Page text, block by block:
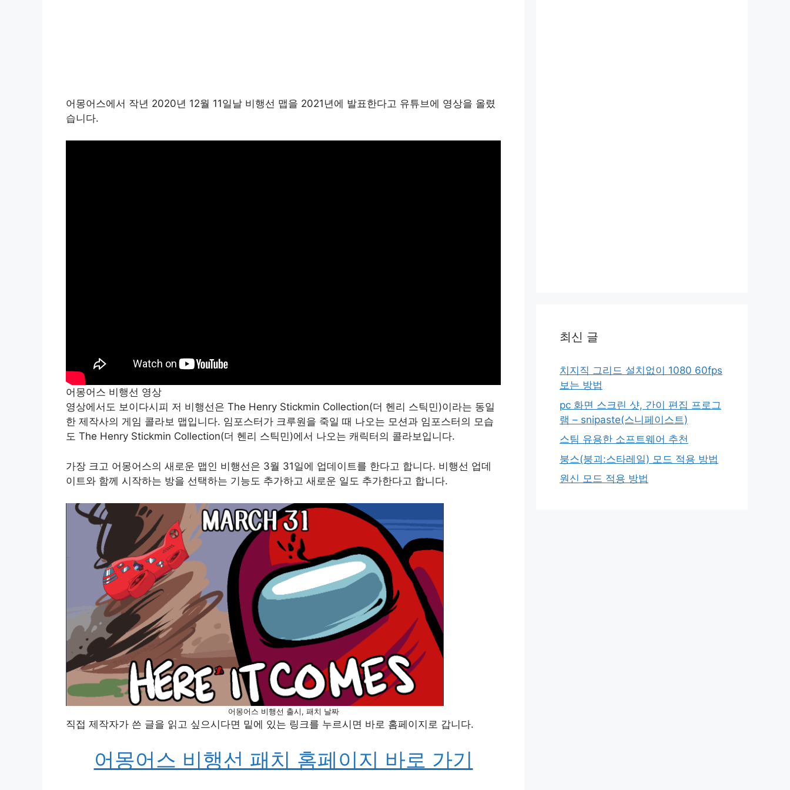
어몽어스에서 작년 2020년 12월 11일날 비행선 맵을 2021년에 발표한다고 유튜브에 영상을 올렸
습니다.
어몽어스 비행선 영상
영상에서도 보이다시피 저 비행선은 The Henry Stickmin Collection(더 헨리 스틱민)이라는 동일
한 제작사의 게임 콜라보 맵입니다. 임포스터가 크루원을 죽일 때 나오는 모션과 임포스터의 모습
도 The Henry Stickmin Collection(더 헨리 스틱민)에서 나오는 캐릭터의 콜라보입니다.
가장 크고 어몽어스의 새로운 맵인 비행선은 3월 31일에 업데이트를 한다고 합니다. 비행선 업데
이트와 함께 시작하는 방을 선택하는 기능도 추가하고 새로운 일도 추가한다고 합니다.
어몽어스 비행선 출시, 패치 날짜
직접 제작자가 쓴 글을 읽고 싶으시다면 밑에 있는 링크를 누르시면 바로 홈페이지로 갑니다.
어몽어스 비행선 패치 홈페이지 바로 가기
최신 글
치지직 그리드 설치없이 1080 60fps
보는 방법
pc 화면 스크린 샷, 간이 편집 프로그
램 – snipaste(스니페이스트)
스팀 유용한 소프트웨어 추천
붕스(붕괴:스타레일) 모드 적용 방법
원신 모드 적용 방법